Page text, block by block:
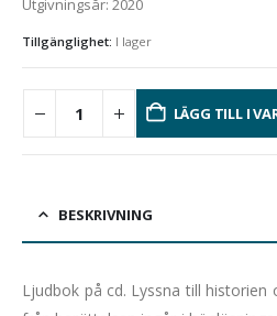
Utgivningsår: 2020
Tillgänglighet: I lager
LÄGG TILL I
BESKRIVNING
Ljudbok på cd. Lyssna till historien